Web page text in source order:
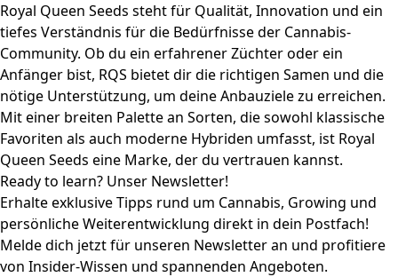
Royal Queen Seeds steht für Qualität, Innovation und ein
tiefes Verständnis für die Bedürfnisse der Cannabis-
Community. Ob du ein erfahrener Züchter oder ein
Anfänger bist, RQS bietet dir die richtigen Samen und die
nötige Unterstützung, um deine Anbauziele zu erreichen.
Mit einer breiten Palette an Sorten, die sowohl klassische
Favoriten als auch moderne Hybriden umfasst, ist Royal
Queen Seeds eine Marke, der du vertrauen kannst.
Ready to learn? Unser Newsletter!
Erhalte exklusive Tipps rund um Cannabis, Growing und
persönliche Weiterentwicklung direkt in dein Postfach!
Melde dich jetzt für unseren Newsletter an und profitiere
von Insider-Wissen und spannenden Angeboten.